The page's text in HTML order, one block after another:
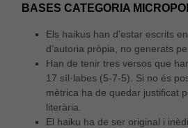
BASES CATEGORIA
Els haikus han d’estar escrits
d’autoria pròpia, no generats
Han de tenir tres versos que
17 síl·labes (5-7-5). Si no és
mètrica ha de quedar justificat
literària.
El haiku ha de ser original i